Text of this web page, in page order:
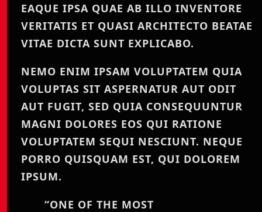
EAQUE IPSA QUAE AB ILLO INVENTORE
VERITATIS ET QUASI ARCHITECTO BEATAE
VITAE DICTA SUNT EXPLICABO.
NEMO ENIM IPSAM VOLUPTATEM QUIA
VOLUPTAS SIT ASPERNATUR AUT ODIT
AUT FUGIT, SED QUIA CONSEQUUNTUR
MAGNI DOLORES EOS QUI RATIONE
VOLUPTATEM SEQUI NESCIUNT. NEQUE
PORRO QUISQUAM EST, QUI DOLOREM
IPSUM.
“ONE OF THE MOST